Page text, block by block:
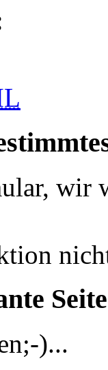
wir
)...